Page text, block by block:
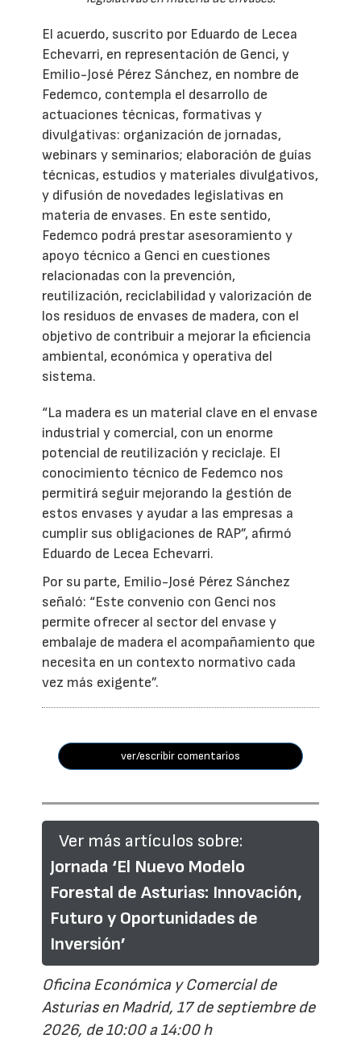
El acuerdo, suscrito por Eduardo de Lecea
Echevarri, en representación de Genci, y
Emilio-José Pérez Sánchez, en nombre de
Fedemco, contempla el desarrollo de
actuaciones técnicas, formativas y
divulgativas: organización de jornadas,
webinars y seminarios; elaboración de guías
técnicas, estudios y materiales divulgativos,
y difusión de novedades legislativas en
materia de envases. En este sentido,
Fedemco podrá prestar asesoramiento y
apoyo técnico a Genci en cuestiones
relacionadas con la prevención,
reutilización, reciclabilidad y valorización de
los residuos de envases de madera, con el
objetivo de contribuir a mejorar la eficiencia
ambiental, económica y operativa del
sistema.
“La madera es un material clave en el envase
industrial y comercial, con un enorme
potencial de reutilización y reciclaje. El
conocimiento técnico de Fedemco nos
permitirá seguir mejorando la gestión de
estos envases y ayudar a las empresas a
cumplir sus obligaciones de RAP”, afirmó
Eduardo de Lecea Echevarri.
Por su parte, Emilio-José Pérez Sánchez
señaló: “Este convenio con Genci nos
permite ofrecer al sector del envase y
embalaje de madera el acompañamiento que
necesita en un contexto normativo cada
vez más exigente”.
ver/escribir comentarios
Ver más artículos sobre:
Jornada ‘El Nuevo Modelo
Forestal de Asturias: Innovación,
Futuro y Oportunidades de
Inversión’
Oficina Económica y Comercial de
Asturias en Madrid, 17 de septiembre de
2026, de 10:00 a 14:00 h